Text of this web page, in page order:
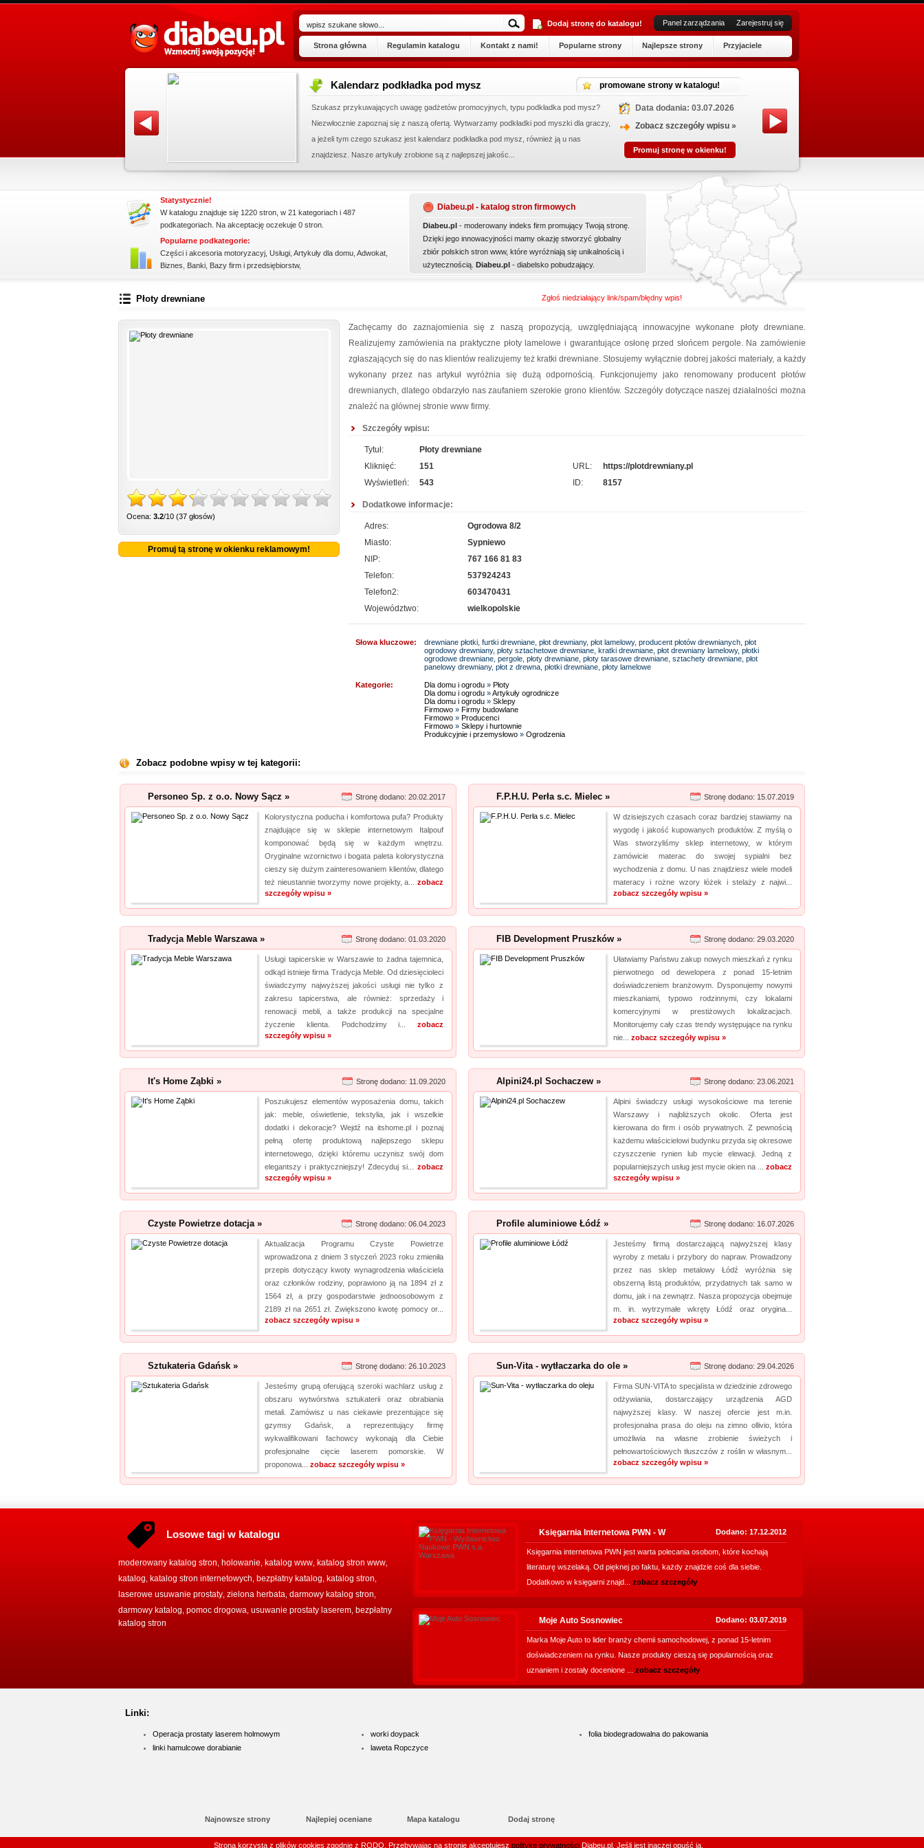
Dodaj stronę do katalogu! Panel zarządzania Zarejestruj się
Strona główna Regulamin katalogu Kontakt z nami! Popularne strony Najlepsze strony Przyjaciele
Zobacz szczegóły wpisu »
Kalendarz podkładka pod mysz promowane strony w katalogu!
Szukasz przykuwających uwagę gadżetów promocyjnych, typu podkładka pod mysz?
Niezwłocznie zapoznaj się z naszą ofertą. Wytwarzamy podkładki pod myszki dla graczy,
a jeżeli tym czego szukasz jest kalendarz podkładka pod mysz, również ją u nas
znajdziesz. Nasze artykuły zrobione są z najlepszej jakośc...
Data dodania: 03.07.2026
Zobacz szczegóły wpisu »
Promuj stronę w okienku!
Diabeu.pl - katalog stron firmowych
Diabeu.pl - moderowany indeks firm promujący Twoją stronę.
Dzięki jego innowacyjności mamy okazję stworzyć globalny
zbiór polskich stron www, które wyróżniają się unikalnością i
użytecznością. Diabeu.pl - diabelsko pobudzający.
Statystycznie!
W katalogu znajduje się 1220 stron, w 21 kategoriach i 487
podkategoriach. Na akceptację oczekuje 0 stron.
Popularne podkategorie:
Części i akcesoria motoryzacyj Usługi Artykuły dla domu Adwokat
Biznes
Banki Bazy firm i przedsiębiorstw,
Płoty drewniane Zgłoś niedziałający link/spam/błędny wpis!
Ocena: 3.2/10 (37 głosów)
Promuj tą stronę w okienku reklamowym!
Zachęcamy do zaznajomienia się z naszą propozycją, uwzględniającą innowacyjne wykonane płoty drewniane.
Realizujemy zamówienia na praktyczne płoty lamelowe i gwarantujące osłonę przed słońcem pergole. Na zamówienie
zgłaszających się do nas klientów realizujemy też kratki drewniane. Stosujemy wyłącznie dobrej jakości materiały, a każdy
wykonany przez nas artykuł wyróżnia się dużą odpornością. Funkcjonujemy jako renomowany producent płotów
drewnianych, dlatego obdarzyło nas zaufaniem szerokie grono klientów. Szczegóły dotyczące naszej działalności można
znaleźć na głównej stronie www firmy.
Szczegóły wpisu:
Tytuł:
Płoty drewniane
Kliknięć:
151 URL:
https://plotdrewniany.pl
Wyświetleń:
543 ID: 8157
Dodatkowe informacje:
Adres:
Ogrodowa 8/2
Miasto:
Sypniewo
NIP:
767 166 81 83
Telefon:
537924243
Telefon2:
603470431
Województwo:
wielkopolskie
Słowa kluczowe:
drewniane płotki, furtki drewniane, płot drewniany, płot lamelowy, producent płotów drewnianych, płot
ogrodowy drewniany, płoty sztachetowe drewniane, kratki drewniane, płot drewniany lamelowy, płotki
ogrodowe drewniane, pergole, płoty drewniane, płoty tarasowe drewniane, sztachety drewniane, płot
panelowy drewniany, płot z drewna, płotki drewniane, płoty lamelowe
Kategorie: Dla domu i ogrodu » Płoty
Dla domu i ogrodu »Artykuły ogrodnicze
Dla domu i ogrodu » Sklepy
Firmowo » Firmy budowlane
Firmowo » Producenci
Firmowo » Sklepy i hurtownie
Produkcyjnie i przemysłowo » Ogrodzenia
Zobacz podobne wpisy w tej kategorii:
Personeo Sp. z o.o. Nowy Sącz » Stronę dodano: 20.02.2017
Kolorystyczna poducha i komfortowa pufa? Produkty
znajdujące się w sklepie internetowym Italpouf
komponować będą się w każdym wnętrzu.
Oryginalne wzornictwo i bogata paleta kolorystyczna
cieszy się dużym zainteresowaniem klientów, dlatego
też nieustannie tworzymy nowe projekty, a... zobacz
szczegóły wpisu »
F.P.H.U. Perła s.c. Mielec » Stronę dodano: 15.07.2019
W dzisiejszych czasach coraz bardziej stawiamy na
wygodę i jakość kupowanych produktów. Z myślą o
Was stworzyliśmy sklep internetowy, w którym
zamówicie materac do swojej sypialni bez
wychodzenia z domu. U nas znajdziesz wiele modeli
materacy i rożne wzory łóżek i stelaży z najwi...
zobacz szczegóły wpisu »
Tradycja Meble Warszawa » Stronę dodano: 01.03.2020
Usługi tapicerskie w Warszawie to żadna tajemnica,
odkąd istnieje firma Tradycja Meble. Od dziesięcioleci
świadczymy najwyższej jakości usługi nie tylko z
zakresu tapicerstwa, ale również: sprzedaży i
renowacji mebli, a także produkcji na specjalne
życzenie klienta. Podchodzimy i... zobacz
szczegóły wpisu »
FIB Development Pruszków » Stronę dodano: 29.03.2020
Ułatwiamy Państwu zakup nowych mieszkań z rynku
pierwotnego od dewelopera z ponad 15-letnim
doświadczeniem branżowym. Dysponujemy nowymi
mieszkaniami, typowo rodzinnymi, czy lokalami
komercyjnymi w prestiżowych lokalizacjach.
Monitorujemy cały czas trendy występujące na rynku
nie... zobacz szczegóły wpisu »
It's Home Ząbki » Stronę dodano: 11.09.2020
Poszukujesz elementów wyposażenia domu, takich
jak: meble, oświetlenie, tekstylia, jak i wszelkie
dodatki i dekoracje? Wejdź na itshome.pl i poznaj
pełną ofertę produktową najlepszego sklepu
internetowego, dzięki któremu uczynisz swój dom
elegantszy i praktyczniejszy! Zdecyduj si... zobacz
szczegóły wpisu »
Alpini24.pl Sochaczew » Stronę dodano: 23.06.2021
Alpini świadczy usługi wysokościowe ma terenie
Warszawy i najbliższych okolic. Oferta jest
kierowana do firm i osób prywatnych. Z pewnością
każdemu właścicielowi budynku przyda się okresowe
czyszczenie rynien lub mycie elewacji. Jedną z
popularniejszych usług jest mycie okien na ... zobacz
szczegóły wpisu »
Czyste Powietrze dotacja » Stronę dodano: 06.04.2023
Aktualizacja Programu Czyste Powietrze
wprowadzona z dniem 3 styczeń 2023 roku zmieniła
przepis dotyczący kwoty wynagrodzenia właściciela
oraz członków rodziny, poprawiono ją na 1894 zł z
1564 zł, a przy gospodarstwie jednoosobowym z
2189 zł na 2651 zł. Zwiększono kwotę pomocy or...
zobacz szczegóły wpisu »
Profile aluminiowe Łódź » Stronę dodano: 16.07.2026
Jesteśmy firmą dostarczającą najwyższej klasy
wyroby z metalu i przybory do napraw. Prowadzony
przez nas sklep metalowy Łódź wyróżnia się
obszerną listą produktów, przydatnych tak samo w
domu, jak i na zewnątrz. Nasza propozycja obejmuje
m. in. wytrzymałe wkręty Łódź oraz orygina...
zobacz szczegóły wpisu »
Sztukateria Gdańsk » Stronę dodano: 26.10.2023
Jesteśmy grupą oferującą szeroki wachlarz usług z
obszaru wytwórstwa sztukaterii oraz obrabiania
metali. Zamówisz u nas ciekawie prezentujące się
gzymsy Gdańsk, a reprezentujący firmę
wykwalifikowani fachowcy wykonają dla Ciebie
profesjonalne cięcie laserem pomorskie. W
proponowa... zobacz szczegóły wpisu »
Sun-Vita - wytłaczarka do ole » Stronę dodano: 29.04.2026
Firma SUN-VITA to specjalista w dziedzinie zdrowego
odżywiania, dostarczający urządzenia AGD
najwyższej klasy. W naszej ofercie jest m.in.
profesjonalna prasa do oleju na zimno ollivio, która
umożliwia na własne zrobienie świeżych i
pełnowartościowych tłuszczów z roślin w własnym...
zobacz szczegóły wpisu »
Losowe tagi w katalogu
moderowany katalog stron holowanie katalog www katalog stron www
katalog katalog stron internetowych bezpłatny katalog katalog stron
laserowe usuwanie prostaty zielona herbata darmowy katalog stron
darmowy katalog pomoc drogowa usuwanie prostaty laserem bezpłatny
katalog stron
Księgarnia Internetowa PWN - W Dodano: 17.12.2012
Księgarnia internetowa PWN jest warta polecania osobom, które kochają
literaturę wszelaką. Od pięknej po faktu, każdy znajdzie coś dla siebie.
Dodatkowo w księgarni znajd... zobacz szczegóły
Moje Auto Sosnowiec Dodano: 03.07.2019
Marka Moje Auto to lider branży chemii samochodowej, z ponad 15-letnim
doświadczeniem na rynku. Nasze produkty cieszą się popularnością oraz
uznaniem i zostały docenione ... zobacz szczegóły
Linki:
Operacja prostaty laserem holmowym
linki hamulcowe dorabianie
worki doypack
laweta Ropczyce
folia biodegradowalna do pakowania
Najnowsze strony Najlepiej oceniane Mapa katalogu Dodaj stronę
Strona korzysta z plików cookies zgodnie z RODO. Przebywając na stronie akceptujesz politykę prywatności Diabeu.pl. Jeśli jest inaczej opuść ją.